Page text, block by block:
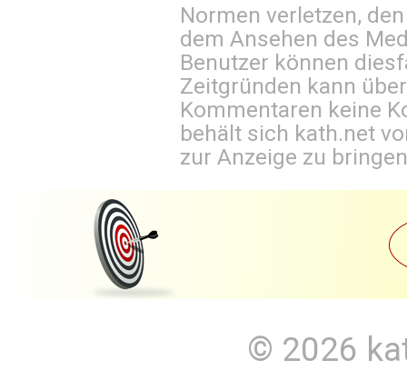
Normen verletzen,
dem Ansehen des
Benutzer können
Zeitgründen kann
Kommentaren keine
behält sich kath.net
zur Anzeige zu
© 2026